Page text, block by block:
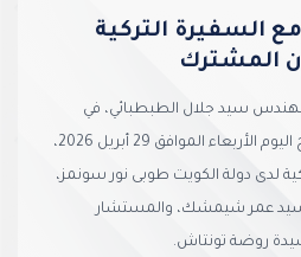
السفيرة التركية
المشترك
سيد جلال الطبطبائي، في
مكتبه بديوان عام الوزارة صباح اليوم الأربعاء الموافق 29 أبريل 2026،
لدى دولة الكويت طوبى نور سونمز،
عمر شيمشك، والمستشار
روضة تونتاش.